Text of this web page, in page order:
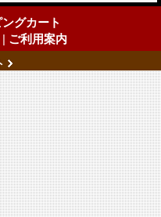
グカート
| ご利用案内